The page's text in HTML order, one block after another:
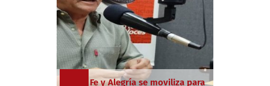
Fe y Alegría se moviliza para